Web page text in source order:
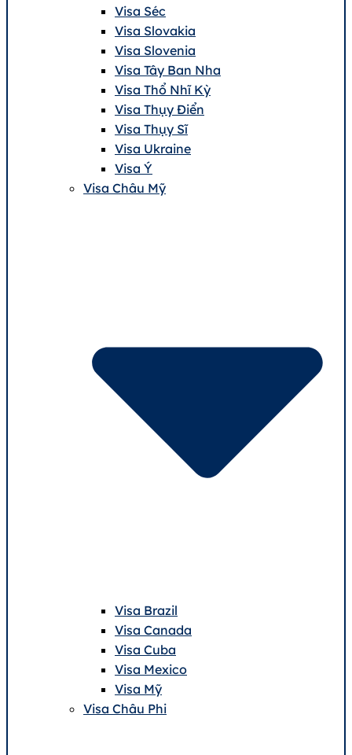
Visa Séc
Visa Slovakia
Visa Slovenia
Visa Tây Ban Nha
Visa Thổ Nhĩ Kỳ
Visa Thụy Điển
Visa Thụy Sĩ
Visa Ukraine
Visa Ý
Visa Châu Mỹ
Visa Brazil
Visa Canada
Visa Cuba
Visa Mexico
Visa Mỹ
Visa Châu Phi